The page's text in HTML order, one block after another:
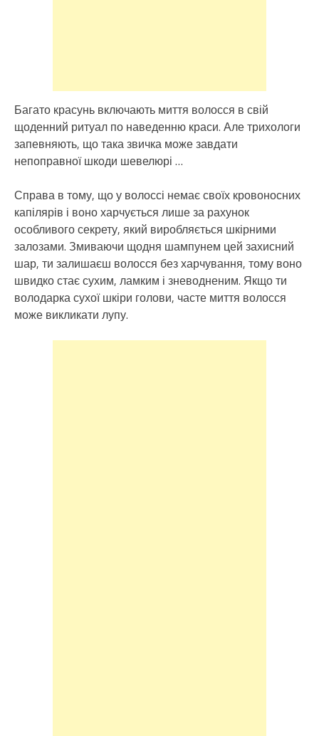
Багато красунь включають миття волосся в свій
щоденний ритуал по наведенню краси. Але трихологи
запевняють, що така звичка може завдати
непоправної шкоди шевелюрі …
Справа в тому, що у волоссі немає своїх кровоносних
капілярів і воно харчується лише за рахунок
особливого секрету, який виробляється шкірними
залозами. Змиваючи щодня шампунем цей захисний
шар, ти залишаєш волосся без харчування, тому воно
швидко стає сухим, ламким і зневодненим. Якщо ти
володарка сухої шкіри голови, часте миття волосся
може викликати лупу.